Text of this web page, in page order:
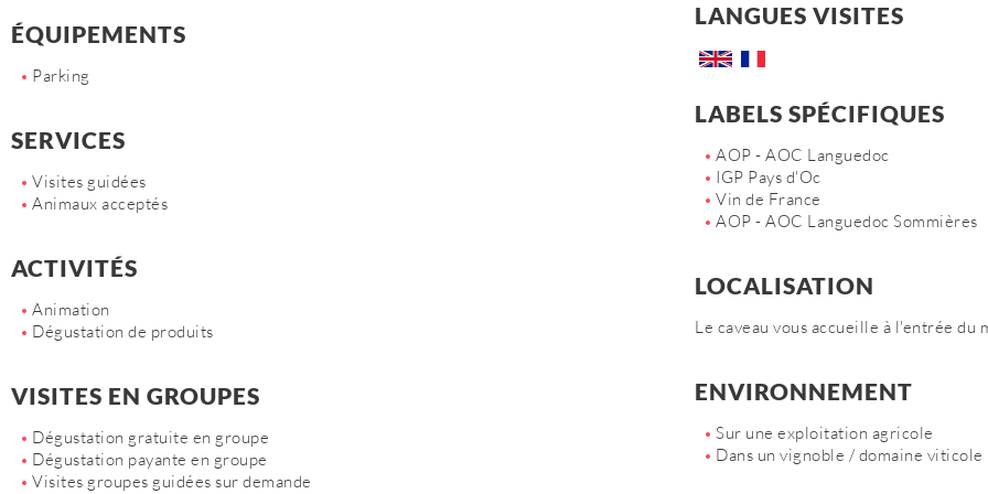
ÉQUIPEMENTS
Parking
SERVICES
Visites guidées
Animaux acceptés
ACTIVITÉS
Animation
Dégustation de produits
VISITES EN GROUPES
Dégustation gratuite en groupe
Dégustation payante en groupe
Visites groupes guidées sur demande
LANGUES VISITES
LABELS SPÉCIFIQUES
AOP - AOC Languedoc
IGP Pays d'Oc
Vin de France
AOP - AOC Languedoc Sommières
LOCALISATION
Le caveau vous accueille à l'entrée du
ENVIRONNEMENT
Sur une exploitation agricole
Dans un vignoble / domaine viticole